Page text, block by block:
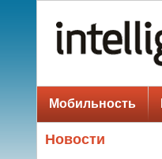
Мобильность
Новости